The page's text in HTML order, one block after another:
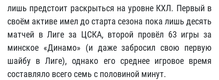
лишь предстоит раскрыться на уровне КХЛ. Первый в
своём активе имел до старта сезона пока лишь десять
матчей в Лиге за ЦСКА, второй провёл 63 игры за
минское «Динамо» (и даже забросил свою первую
шайбу в Лиге), однако его среднее игровое время
составляло всего семь с половиной минут.